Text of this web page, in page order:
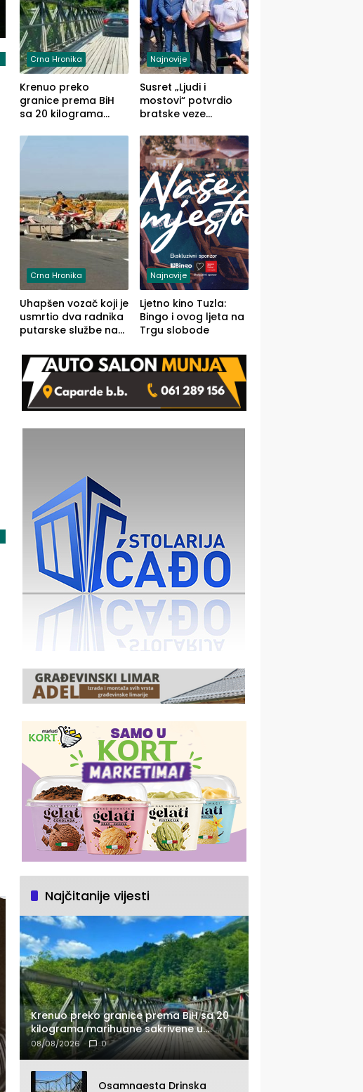
Crna Hronika
Krenuo preko
granice prema BiH
sa 20 kilograma
u automobilu
Najnovije
Susret „Ljudi i
mostovi“ potvrdio
bratske veze
Zvornika
Crna Hronika
Uhapšen vozač koji je
usmrtio dva radnika
putarske službe na
prema Šapcu
(FOTO)
Najnovije
Ljetno kino Tuzla:
Bingo i ovog ljeta na
Trgu slobode
Najčitanije vijesti
Krenuo preko granice prema BiH sa 20
kilograma marihuane sakrivene u
automobilu
08/08/2026 0
Osamnaesta Drinska